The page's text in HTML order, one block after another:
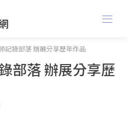
記錄部落 辦展分享歷年作品
部落 辦展分享歷